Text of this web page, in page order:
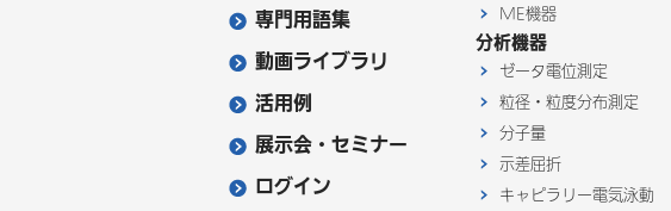
専門用語集
動画ライブラリ
活用例
展示会・セミナー
ログイン
ME機器
分析機器
ゼータ電位測定
粒径・粒度分布測定
分子量
示差屈折
キャピラリー電気泳動